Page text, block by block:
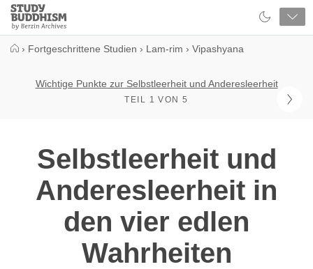
Close
Study
Buddhism
› Fortgeschrittene Studien › Lam-rim › Vipashyana
Wichtige Punkte zur Selbstleerheit und Anderesleerheit
TEIL 1 VON 5
Selbstleerheit und
Anderesleerheit in
den vier edlen
Wahrheiten